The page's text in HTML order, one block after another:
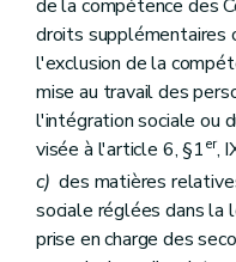
de la compétence des
droits supplémentaires
l'exclusion de la
mise au travail des
l'intégration sociale ou
visée à l'article 6, §1er,
c) des matières
sociale réglées dans la
prise en charge des